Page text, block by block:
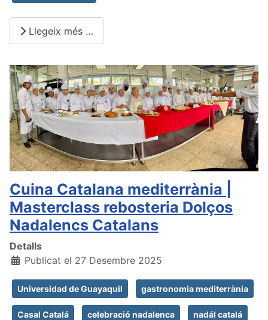
Llegeix més …
Cuina Catalana mediterrània |
Masterclass rebosteria Dolços
Nadalencs Catalans
Detalls
Publicat el 27 Desembre 2025
Universidad de Guayaquil gastronomia mediterrània
Casal Catalá celebració nadalenca nadál catalá